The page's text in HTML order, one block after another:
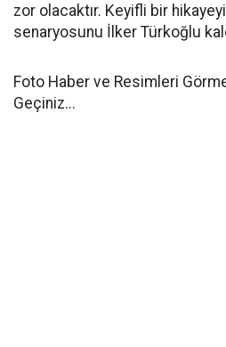
zor olacaktır. Keyifli bir
senaryosunu İlker Türkoğlu
Foto Haber ve Resimleri
Geçiniz...